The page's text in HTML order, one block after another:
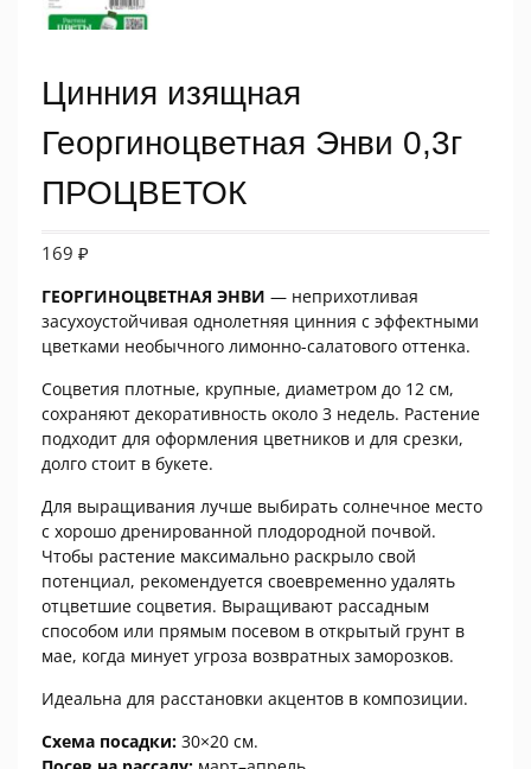
Цинния изящная
Георгиноцветная Энви 0,3г
ПРОЦВЕТОК
169 ₽
ГЕОРГИНОЦВЕТНАЯ ЭНВИ — неприхотливая
засухоустойчивая однолетняя цинния с эффектными
цветками необычного лимонно-салатового оттенка.
Соцветия плотные, крупные, диаметром до 12 см,
сохраняют декоративность около 3 недель. Растение
подходит для оформления цветников и для срезки,
долго стоит в букете.
Для выращивания лучше выбирать солнечное место
с хорошо дренированной плодородной почвой.
Чтобы растение максимально раскрыло свой
потенциал, рекомендуется своевременно удалять
отцветшие соцветия. Выращивают рассадным
способом или прямым посевом в открытый грунт в
мае, когда минует угроза возвратных заморозков.
Идеальна для расстановки акцентов в композиции.
Схема посадки: 30×20 см.